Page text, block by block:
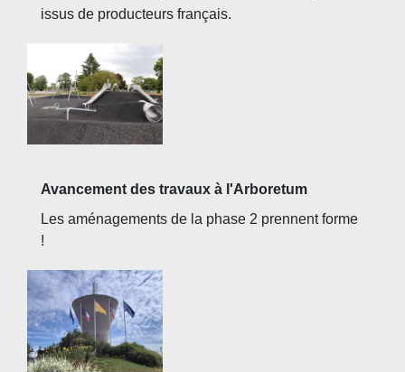
issus de producteurs français.
Avancement des travaux à l'Arboretum
Les aménagements de la phase 2 prennent forme
!